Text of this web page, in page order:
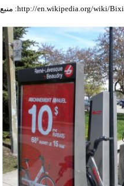
: منبعhttp://en.wikipedia.org/wiki/Bixi